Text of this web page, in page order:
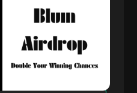
en préparant
adresses pour
et profiter des
rendement.